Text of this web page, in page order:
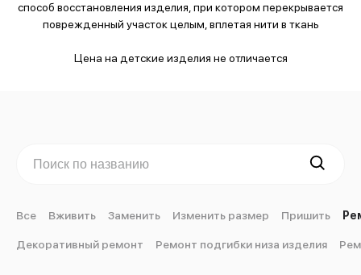
способ восстановления изделия, при котором перекрывается
поврежденный участок целым, вплетая нити в ткань
Цена на детские изделия не отличается
Все Вживить Заменить Изменить размер Пришить
Декоративный ремонт Ремонт подгибки низа изделия